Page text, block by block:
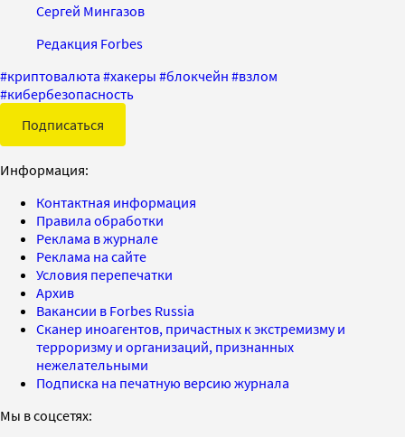
Сергей Мингазов
Редакция Forbes
#криптовалюта #хакеры #блокчейн #взлом
#кибербезопасность
Подписаться
Информация:
Контактная информация
Правила обработки
Реклама в журнале
Реклама на сайте
Условия перепечатки
Архив
Вакансии в Forbes Russia
Сканер иноагентов, причастных к экстремизму и
терроризму и организаций, признанных
нежелательными
Подписка на печатную версию журнала
Мы в соцсетях: